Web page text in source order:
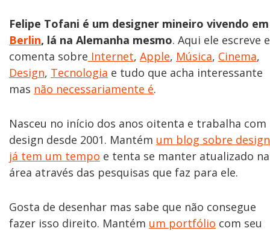
Felipe Tofani é um designer mineiro vivendo em
Berlin, lá na Alemanha mesmo. Aqui ele escreve e
comenta sobre Internet, Apple, Música, Cinema,
Design, Tecnologia e tudo que acha interessante
mas não necessariamente é.
Nasceu no início dos anos oitenta e trabalha com
design desde 2001. Mantém um blog sobre design
já tem um tempo e tenta se manter atualizado na
área através das pesquisas que faz para ele.
Gosta de desenhar mas sabe que não consegue
fazer isso direito. Mantém um portfólio com seu